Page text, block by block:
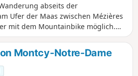
abseits der
Ufer der Maas zwischen Mézières
mit dem Mountainbike möglich.
keine Höhenunterschiede. Ein
Stadt Warcq, um die Maas und die
aber der Großteil der Tour
Montcy-Notre-Dame